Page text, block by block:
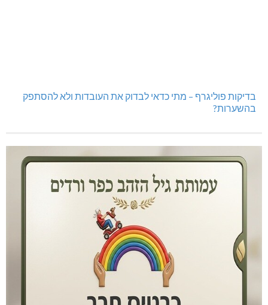
בדיקות פוליגרף – מתי כדאי לבדוק את העובדות ולא להסתפק
בהשערות?